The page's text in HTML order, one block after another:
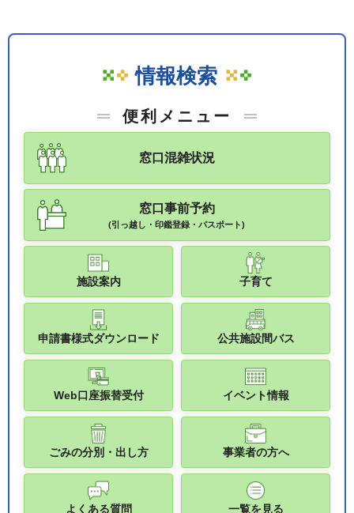
情報検索
便利メニュー
窓口混雑状況
窓口事前予約
(引っ越し・印鑑登録・パスポート)
施設案内 子育て
申請書様式ダウンロード 公共施設間バス
Web口座振替受付 イベント情報
ごみの分別・出し方 事業者の方へ
よくある質問 一覧を見る